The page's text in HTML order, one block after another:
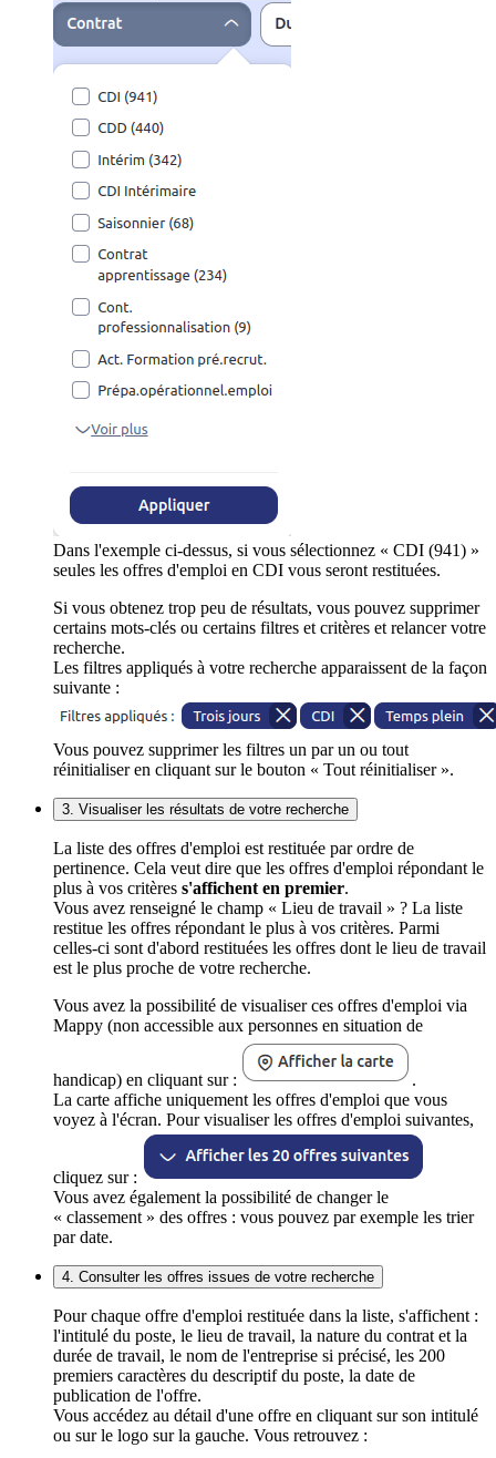
Dans l'exemple ci-dessus, si vous sélectionnez « CDI (941) »
seules les offres d'emploi en CDI vous seront restituées.
Si vous obtenez trop peu de résultats, vous pouvez supprimer
certains mots-clés ou certains filtres et critères et relancer votre
recherche.
Les filtres appliqués à votre recherche apparaissent de la façon
suivante :
Vous pouvez supprimer les filtres un par un ou tout
réinitialiser en cliquant sur le bouton « Tout réinitialiser ».
3. Visualiser les résultats de votre recherche
La liste des offres d'emploi est restituée par ordre de
pertinence. Cela veut dire que les offres d'emploi répondant le
plus à vos critères s'affichent en premier.
Vous avez renseigné le champ « Lieu de travail » ? La liste
restitue les offres répondant le plus à vos critères. Parmi
celles-ci sont d'abord restituées les offres dont le lieu de travail
est le plus proche de votre recherche.
Vous avez la possibilité de visualiser ces offres d'emploi via
Mappy (non accessible aux personnes en situation de
handicap) en cliquant sur :
.
La carte affiche uniquement les offres d'emploi que vous
voyez à l'écran. Pour visualiser les offres d'emploi suivantes,
cliquez sur :
Vous avez également la possibilité de changer le
« classement » des offres : vous pouvez par exemple les trier
par date.
4. Consulter les offres issues de votre recherche
Pour chaque offre d'emploi restituée dans la liste, s'affichent :
l'intitulé du poste, le lieu de travail, la nature du contrat et la
durée de travail, le nom de l'entreprise si précisé, les 200
premiers caractères du descriptif du poste, la date de
publication de l'offre.
Vous accédez au détail d'une offre en cliquant sur son intitulé
ou sur le logo sur la gauche. Vous retrouvez :